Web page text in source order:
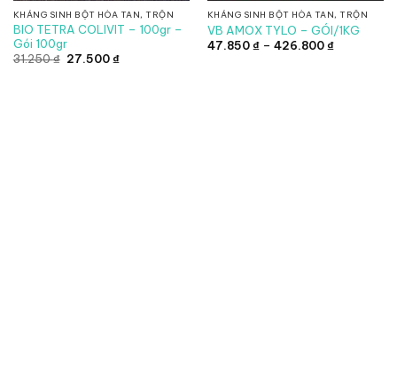
KHÁNG SINH BỘT HÒA TAN, TRỘN
BIO TETRA COLIVIT – 100gr –
Gói 100gr
31.250₫ Giá
27.500₫Giá
KHÁNG SINH BỘT HÒA TAN, TRỘN
VB AMOX TYLO – GÓI/1KG
47.850₫ – 426.800₫Khoảng